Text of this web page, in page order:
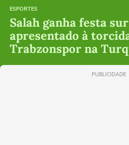
ESPORTES
Salah ganha festa
apresentado à
Trabzonspor na
PUBLICIDADE